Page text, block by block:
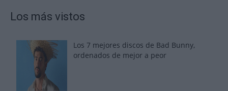
Los más vistos
Los 7 mejores discos de Bad Bunny,
ordenados de mejor a peor